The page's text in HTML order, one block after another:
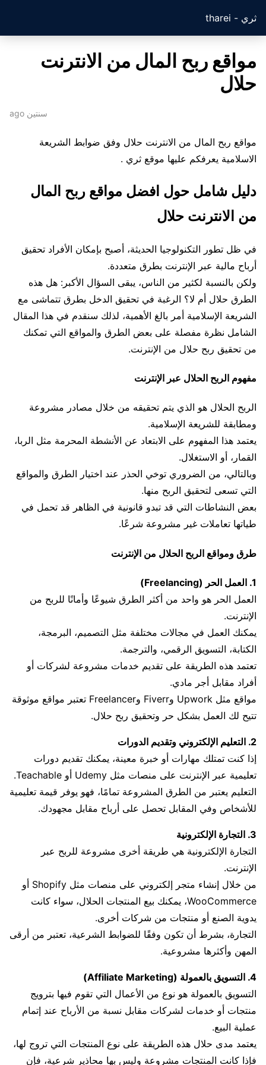
ثري - tharei
مواقع ربح المال من الانترنت
حلال
سنتين ago
مواقع ربح المال من الانترنت حلال وفق ضوابط الشريعة
الاسلامية يعرفكم عليها موقع ثري .
دليل شامل حول افضل مواقع ربح المال
من الانترنت حلال
في ظل تطور التكنولوجيا الحديثة، أصبح بإمكان الأفراد تحقيق
أرباح مالية عبر الإنترنت بطرق متعددة.
ولكن بالنسبة لكثير من الناس، يبقى السؤال الأكبر: هل هذه
الطرق حلال أم لا؟ الرغبة في تحقيق الدخل بطرق تتماشى مع
الشريعة الإسلامية أمر بالغ الأهمية، لذلك سنقدم في هذا المقال
الشامل نظرة مفصلة على بعض الطرق والمواقع التي تمكنك
من تحقيق ربح حلال من الإنترنت.
مفهوم الربح الحلال عبر الإنترنت
الربح الحلال هو الذي يتم تحقيقه من خلال مصادر مشروعة
ومطابقة للشريعة الإسلامية.
يعتمد هذا المفهوم على الابتعاد عن الأنشطة المحرمة مثل الربا،
القمار، أو الاستغلال.
وبالتالي، من الضروري توخي الحذر عند اختيار الطرق والمواقع
التي تسعى لتحقيق الربح منها.
بعض النشاطات التي قد تبدو قانونية في الظاهر قد تحمل في
طياتها تعاملات غير مشروعة شرعًا.
طرق ومواقع الربح الحلال من الإنترنت
1. العمل الحر (Freelancing)
العمل الحر هو واحد من أكثر الطرق شيوعًا وأمانًا للربح من
الإنترنت.
يمكنك العمل في مجالات مختلفة مثل التصميم، البرمجة،
الكتابة، التسويق الرقمي، والترجمة.
تعتمد هذه الطريقة على تقديم خدمات مشروعة لشركات أو
أفراد مقابل أجر مادي.
مواقع مثل Upwork وFiverr وFreelancer تعتبر مواقع موثوقة
تتيح لك العمل بشكل حر وتحقيق ربح حلال.
2. التعليم الإلكتروني وتقديم الدورات
إذا كنت تمتلك مهارات أو خبرة معينة، يمكنك تقديم دورات
تعليمية عبر الإنترنت على منصات مثل Udemy أو Teachable.
التعليم يعتبر من الطرق المشروعة تمامًا، فهو يوفر قيمة تعليمية
للأشخاص وفي المقابل تحصل على أرباح مقابل مجهودك.
3. التجارة الإلكترونية
التجارة الإلكترونية هي طريقة أخرى مشروعة للربح عبر
الإنترنت.
من خلال إنشاء متجر إلكتروني على منصات مثل Shopify أو
WooCommerce، يمكنك بيع المنتجات الحلال، سواء كانت
يدوية الصنع أو منتجات من شركات أخرى.
التجارة، بشرط أن تكون وفقًا للضوابط الشرعية، تعتبر من أرقى
المهن وأكثرها مشروعية.
4. التسويق بالعمولة (Affiliate Marketing)
التسويق بالعمولة هو نوع من الأعمال التي تقوم فيها بترويج
منتجات أو خدمات لشركات مقابل نسبة من الأرباح عند إتمام
عملية البيع.
يعتمد مدى حلال هذه الطريقة على نوع المنتجات التي تروج لها،
فإذا كانت المنتجات مشروعة وليس بها محاذير شرعية، فإن